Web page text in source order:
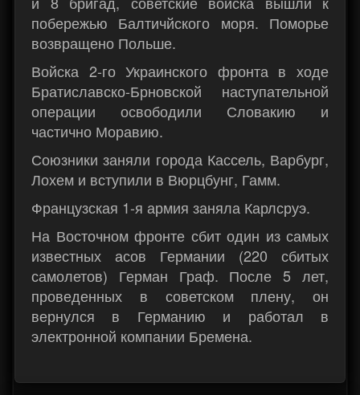
побережью Балтичйского моря. Поморье
возвращено Польше.
Войска 2-го Украинского фронта в ходе
Братиславско-Брновской наступательной
операции освободили Словакию и
частично Моравию.
Союзники заняли города Кассель, Варбург,
Лохем и вступили в Вюрцбунг, Гамм.
Французская 1-я армия заняла Карлсруэ.
На Восточном фронте сбит один из самых
известных асов Германии (220 сбитых
самолетов) Герман Граф. После 5 лет,
проведенных в советском плену, он
вернулся в Германию и работал в
электронной компании Бремена.